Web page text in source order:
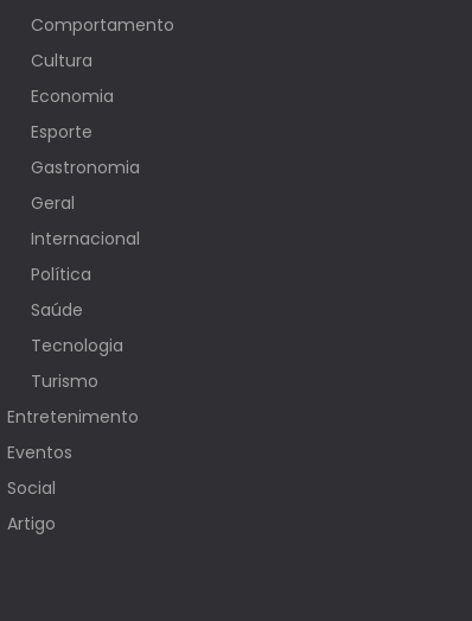
Comportamento
Cultura
Economia
Esporte
Gastronomia
Geral
Internacional
Política
Saúde
Tecnologia
Turismo
Entretenimento
Eventos
Social
Artigo